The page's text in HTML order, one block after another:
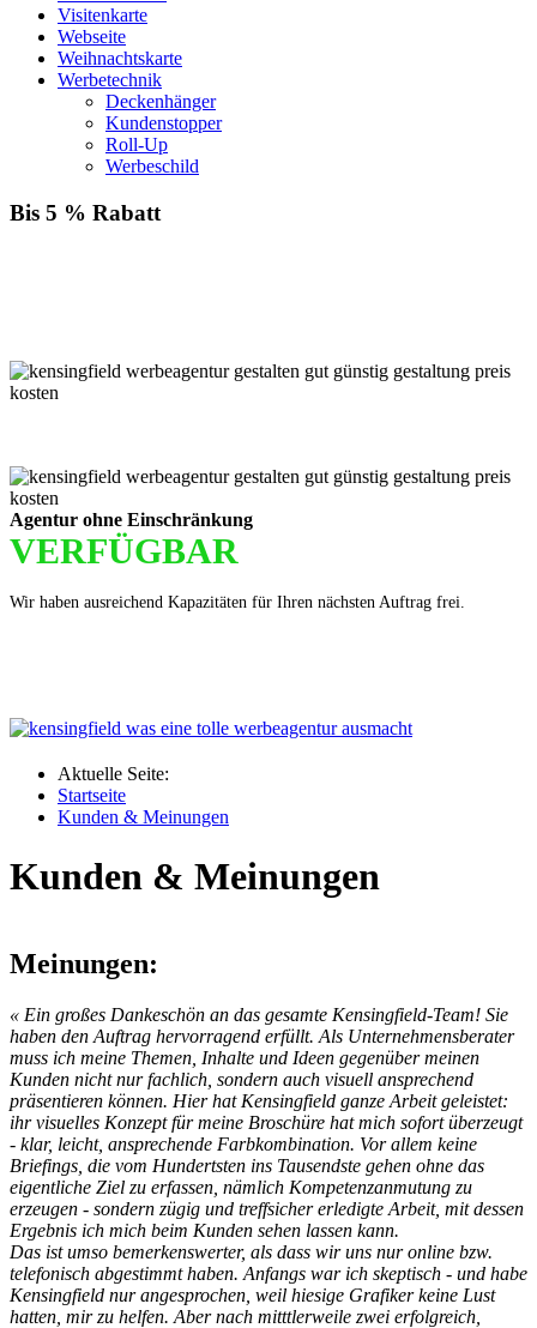
Visitenkarte
Webseite
Weihnachtskarte
Werbetechnik
Deckenhänger
Kundenstopper
Roll-Up
Werbeschild
Bis 5 % Rabatt
Agentur ohne Einschränkung
VERFÜGBAR
Wir haben ausreichend Kapazitäten für Ihren nächsten Auftrag frei.
Aktuelle Seite:
Startseite
Kunden & Meinungen
Kunden & Meinungen
Meinungen:
« Ein großes Dankeschön an das gesamte Kensingfield-Team! Sie
haben den Auftrag hervorragend erfüllt. Als Unternehmensberater
muss ich meine Themen, Inhalte und Ideen gegenüber meinen
Kunden nicht nur fachlich, sondern auch visuell ansprechend
präsentieren können. Hier hat Kensingfield ganze Arbeit geleistet:
ihr visuelles Konzept für meine Broschüre hat mich sofort überzeugt
- klar, leicht, ansprechende Farbkombination. Vor allem keine
Briefings, die vom Hundertsten ins Tausendste gehen ohne das
eigentliche Ziel zu erfassen, nämlich Kompetenzanmutung zu
erzeugen - sondern zügig und treffsicher erledigte Arbeit, mit dessen
Ergebnis ich mich beim Kunden sehen lassen kann.
Das ist umso bemerkenswerter, als dass wir uns nur online bzw.
telefonisch abgestimmt haben. Anfangs war ich skeptisch - und habe
Kensingfield nur angesprochen, weil hiesige Grafiker keine Lust
hatten, mir zu helfen. Aber nach mitttlerweile zwei erfolgreich,